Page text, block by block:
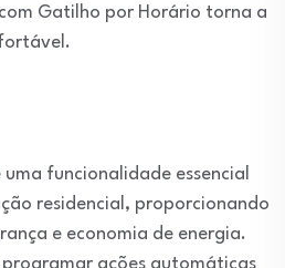
Gatilho por Horário torna a
funcionalidade essencial
residencial, proporcionando
e economia de energia.
ações automáticas